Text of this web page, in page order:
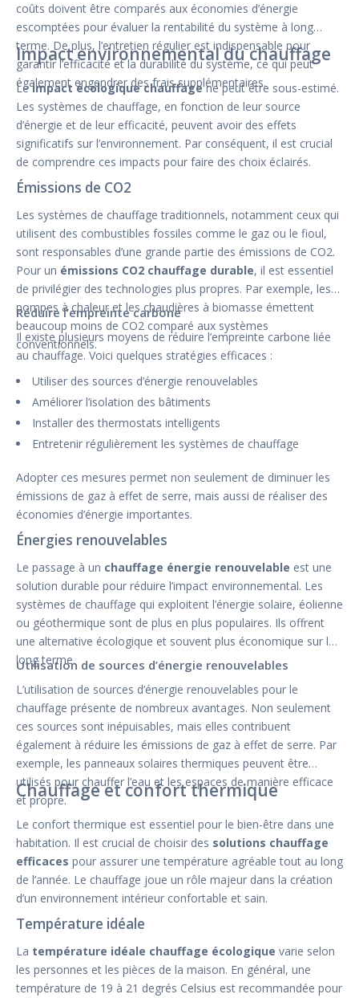
coûts doivent être comparés aux économies d’énergie
escomptées pour évaluer la rentabilité du système à long
terme. De plus, l’entretien régulier est indispensable pour
garantir l’efficacité et la durabilité du système, ce qui peut
également engendrer des frais supplémentaires.
Impact environnemental du chauffage
Leimpact écologique chauffagene peut être sous-estimé.
Les systèmes de chauffage, en fonction de leur source
d’énergie et de leur efficacité, peuvent avoir des effets
significatifs sur l’environnement. Par conséquent, il est crucial
de comprendre ces impacts pour faire des choix éclairés.
Émissions de CO2
Les systèmes de chauffage traditionnels, notamment ceux qui
utilisent des combustibles fossiles comme le gaz ou le fioul,
sont responsables d’une grande partie des émissions de CO2.
Pour un émissions CO2 chauffage durable, il est essentiel
de privilégier des technologies plus propres. Par exemple, les
pompes à chaleur et les chaudières à biomasse émettent
beaucoup moins de CO2 comparé aux systèmes
conventionnels.
Réduire l’empreinte carbone
Il existe plusieurs moyens de réduire l’empreinte carbone liée
au chauffage. Voici quelques stratégies efficaces :
Utiliser des sources d’énergie renouvelables
Améliorer l’isolation des bâtiments
Installer des thermostats intelligents
Entretenir régulièrement les systèmes de chauffage
Adopter ces mesures permet non seulement de diminuer les
émissions de gaz à effet de serre, mais aussi de réaliser des
économies d’énergie importantes.
Énergies renouvelables
Le passage à un chauffage énergie renouvelable est une
solution durable pour réduire l’impact environnemental. Les
systèmes de chauffage qui exploitent l’énergie solaire, éolienne
ou géothermique sont de plus en plus populaires. Ils offrent
une alternative écologique et souvent plus économique sur le
long terme.
Utilisation de sources d’énergie renouvelables
L’utilisation de sources d’énergie renouvelables pour le
chauffage présente de nombreux avantages. Non seulement
ces sources sont inépuisables, mais elles contribuent
également à réduire les émissions de gaz à effet de serre. Par
exemple, les panneaux solaires thermiques peuvent être
utilisés pour chauffer l’eau et les espaces de manière efficace
et propre.
Chauffage et confort thermique
Le confort thermique est essentiel pour le bien-être dans une
habitation. Il est crucial de choisir des solutions chauffage
efficaces pour assurer une température agréable tout au long
de l’année. Le chauffage joue un rôle majeur dans la création
d’un environnement intérieur confortable et sain.
Température idéale
La température idéale chauffage écologique varie selon
les personnes et les pièces de la maison. En général, une
température de 19 à 21 degrés Celsius est recommandée pour